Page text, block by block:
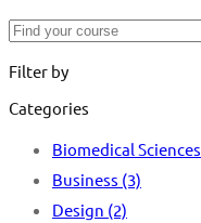
Search
Filter by
Categories
Biomedical Sciences
Business (3)
Design (2)